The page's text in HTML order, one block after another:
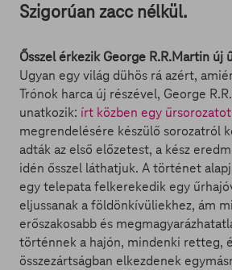
Szigorúan zacc nélkül.
Ősszel érkezik George R.R.Martin új
Ugyan egy világ dühös rá azért,
Trónok harca új részével, George
unatkozik: írt közben egy űrsorozatot
megrendelésére készülő sorozatról
adták az első előzetest, a kész
idén ősszel láthatjuk. A történet
egy telepata felkerekedik egy
eljussanak a földönkívüliekhez, ám
erőszakosabb és
történnek a hajón, mindenki retteg,
összezártságban elkezdenek